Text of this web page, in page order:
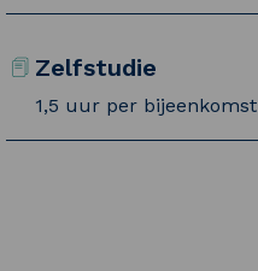
Zelfstudie
1,5 uur per bijeenkomst